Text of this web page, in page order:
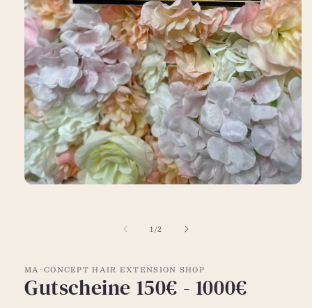
1/von
2
MA-CONCEPT HAIR EXTENSION SHOP
Gutscheine 150€ - 1000€